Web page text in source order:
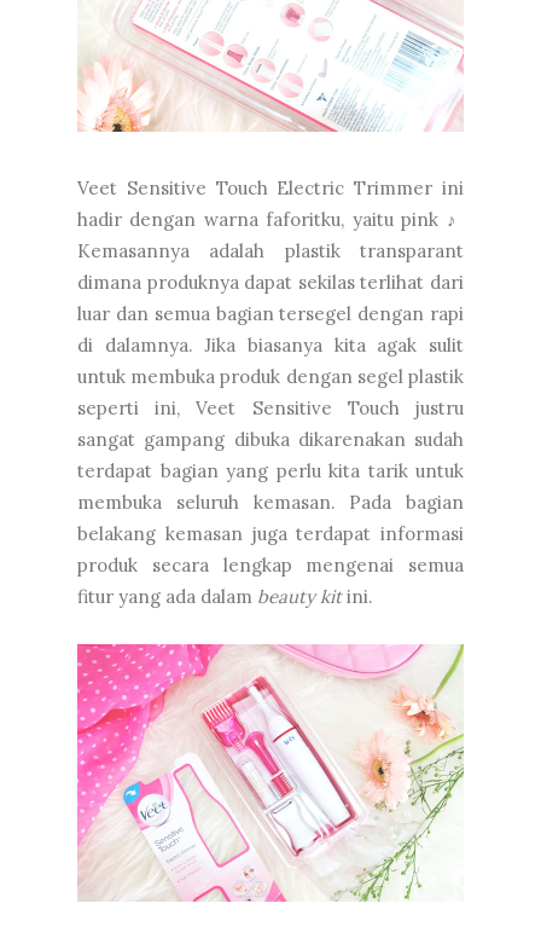
Veet Sensitive Touch Electric Trimmer ini
hadir dengan warna faforitku, yaitu pink ♪
Kemasannya adalah plastik transparant
dimana produknya dapat sekilas terlihat dari
luar dan semua bagian tersegel dengan rapi
di dalamnya. Jika biasanya kita agak sulit
untuk membuka produk dengan segel plastik
seperti ini, Veet Sensitive Touch justru
sangat gampang dibuka dikarenakan sudah
terdapat bagian yang perlu kita tarik untuk
membuka seluruh kemasan. Pada bagian
belakang kemasan juga terdapat informasi
produk secara lengkap mengenai semua
fitur yang ada dalam beauty kitini.